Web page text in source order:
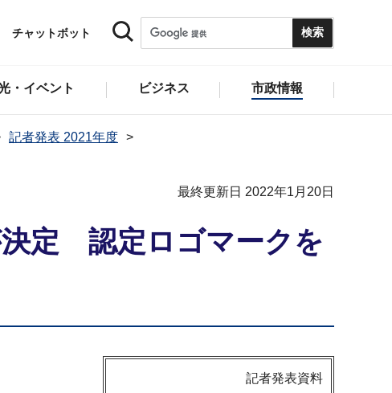
チャットボット
・イベント ビジネス 市政情報
記者発表 2021年度
最終更新日 2022年1月20日
決定 認定ロゴマークを
記者発表資料